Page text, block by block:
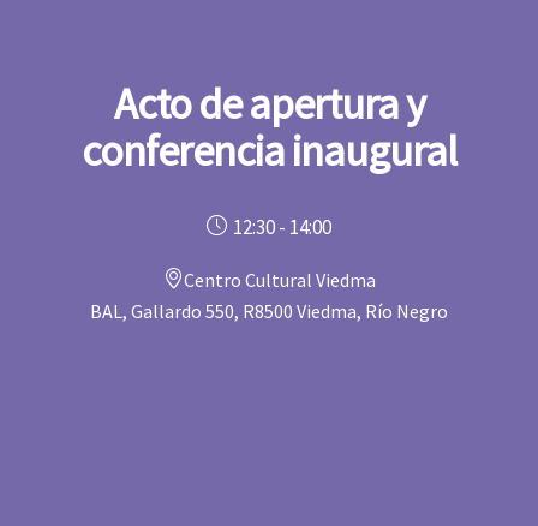
Acto de apertura y
conferencia inaugural
12:30 - 14:00
Centro Cultural Viedma
BAL, Gallardo 550, R8500 Viedma, Río Negro